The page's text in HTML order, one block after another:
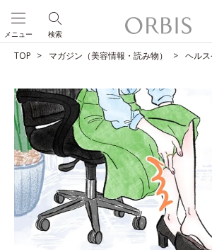
検索
メニュー
TOP マガジン（美容情報・読み物） ヘル